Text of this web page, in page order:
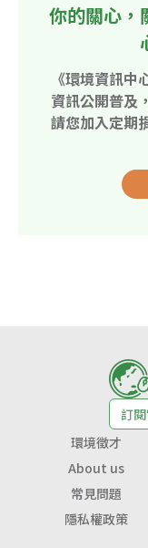
你的關心
《環境資訊
資訊公開普及
請您加入定期
訂
環境徵才
About us
常見問題
隱私權政策